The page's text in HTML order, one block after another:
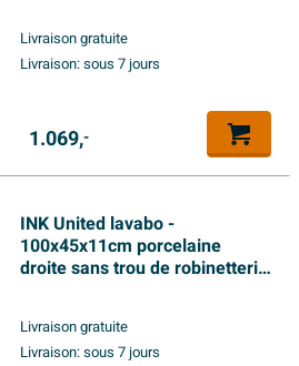
de trop-plein dissimulé - blanc
brillant
Livraison gratuite
Livraison:sous 7 jours
1.069,-
INK United lavabo -
100x45x11cm porcelaine
droite sans trou de robinetterie
plein dissimulé - noir mat
Livraison gratuite
Livraison:sous 7 jours